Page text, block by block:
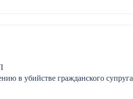
в убийстве гражданского супруга